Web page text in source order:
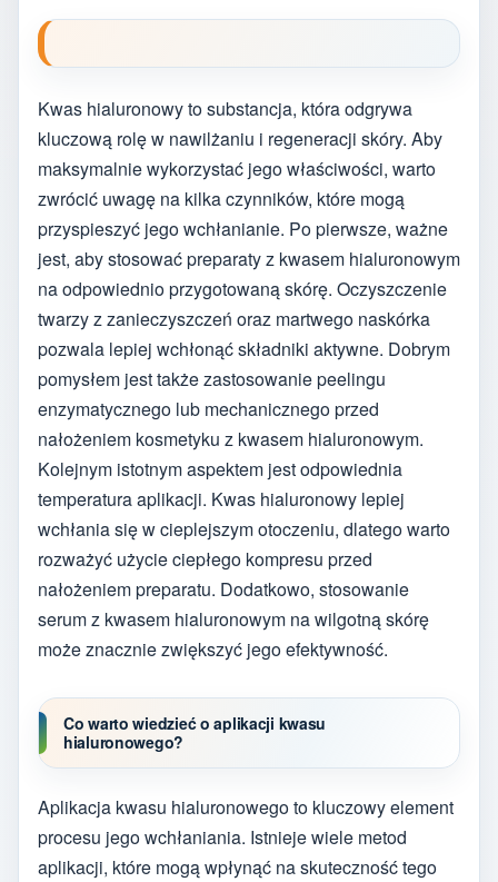
Kwas hialuronowy to substancja, która odgrywa
kluczową rolę w nawilżaniu i regeneracji skóry. Aby
maksymalnie wykorzystać jego właściwości, warto
zwrócić uwagę na kilka czynników, które mogą
przyspieszyć jego wchłanianie. Po pierwsze, ważne
jest, aby stosować preparaty z kwasem hialuronowym
na odpowiednio przygotowaną skórę. Oczyszczenie
twarzy z zanieczyszczeń oraz martwego naskórka
pozwala lepiej wchłonąć składniki aktywne. Dobrym
pomysłem jest także zastosowanie peelingu
enzymatycznego lub mechanicznego przed
nałożeniem kosmetyku z kwasem hialuronowym.
Kolejnym istotnym aspektem jest odpowiednia
temperatura aplikacji. Kwas hialuronowy lepiej
wchłania się w cieplejszym otoczeniu, dlatego warto
rozważyć użycie ciepłego kompresu przed
nałożeniem preparatu. Dodatkowo, stosowanie
serum z kwasem hialuronowym na wilgotną skórę
może znacznie zwiększyć jego efektywność.
Co warto wiedzieć o aplikacji kwasu
hialuronowego?
Aplikacja kwasu hialuronowego to kluczowy element
procesu jego wchłaniania. Istnieje wiele metod
aplikacji, które mogą wpłynąć na skuteczność tego